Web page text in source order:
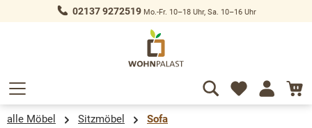
springen 02137 9272519Mo.-Fr. 10–18 Uhr, Sa. 10–16 Uhr
alle Möbel Sitzmöbel Sofa